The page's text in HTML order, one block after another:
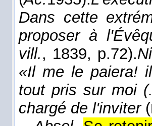
Dans cette
proposer à
vill., 1839, p.72).
«Il me le paiera!
tout pris sur moi
chargé de l'inviter(